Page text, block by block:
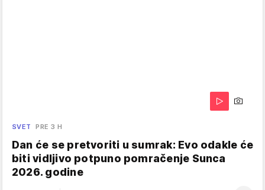
SVET PRE 3 H
Dan će se pretvoriti u sumrak: Evo odakle će
biti vidljivo potpuno pomračenje Sunca
2026. godine